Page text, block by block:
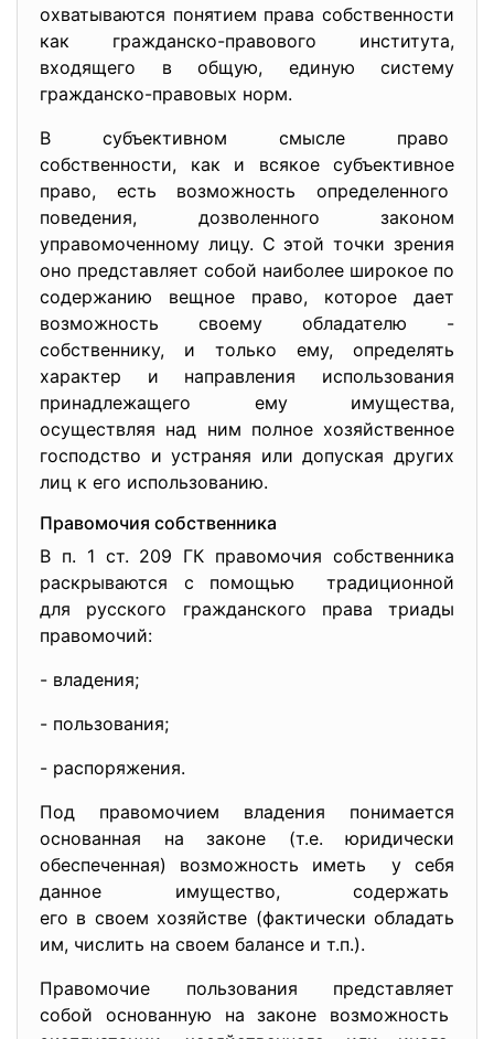
охватываются понятием права собственности
как гражданско-правового института,
входящего в общую, единую систему
гражданско-правовых норм.
В субъективном смысле право
собственности, как и всякое субъективное
право, есть возможность определенного
поведения, дозволенного законом
управомоченному лицу. С этой точки зрения
оно представляет собой наиболее широкое по
содержанию вещное право, которое дает
возможность своему обладателю -
собственнику, и только ему, определять
характер и направления использования
принадлежащего ему имущества,
осуществляя над ним полное хозяйственное
господство и устраняя или допуская других
лиц к его использованию.
Правомочия собственника
В п. 1 ст. 209 ГК правомочия собственника
раскрываются с помощью традиционной
для русского гражданского права триады
правомочий:
- владения;
- пользования;
- распоряжения.
Под правомочием владения понимается
основанная на законе (т.е. юридически
обеспеченная) возможность иметь у себя
данное имущество, содержать
его в своем хозяйстве (фактически обладать
им, числить на своем балансе и т.п.).
Правомочие пользования представляет
собой основанную на законе возможность